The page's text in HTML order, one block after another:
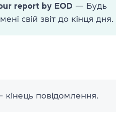
report by EOD — Будь
свій звіт до кінця дня.
кінець повідомлення.